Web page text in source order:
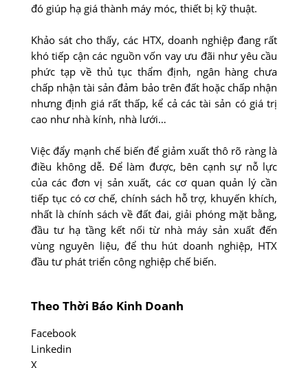
đó giúp hạ giá thành máy móc, thiết bị kỹ thuật.
Khảo sát cho thấy, các HTX, doanh nghiệp đang rất
khó tiếp cận các nguồn vốn vay ưu đãi như yêu cầu
phức tạp về thủ tục thẩm định, ngân hàng chưa
chấp nhận tài sản đảm bảo trên đất hoặc chấp nhận
nhưng định giá rất thấp, kể cả các tài sản có giá trị
cao như nhà kính, nhà lưới…
Việc đẩy mạnh chế biến để giảm xuất thô rõ ràng là
điều không dễ. Để làm được, bên cạnh sự nỗ lực
của các đơn vị sản xuất, các cơ quan quản lý cần
tiếp tục có cơ chế, chính sách hỗ trợ, khuyến khích,
nhất là chính sách về đất đai, giải phóng mặt bằng,
đầu tư hạ tầng kết nối từ nhà máy sản xuất đến
vùng nguyên liệu, để thu hút doanh nghiệp, HTX
đầu tư phát triển công nghiệp chế biến.
Theo Thời Báo Kinh Doanh
Facebook
Linkedin
X